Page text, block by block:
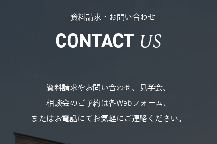
資料請求・お問い合わせ
CONTACT US
資料請求やお問い合わせ、見学会、
相談会のご予約は各Webフォーム、
またはお電話にてお気軽にご連絡ください。